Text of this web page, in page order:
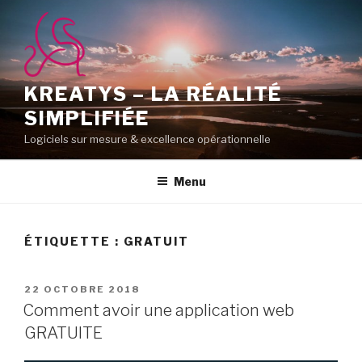
contenu
principal
KREATYS – LA RÉALITÉ
SIMPLIFIÉE
Logiciels sur mesure & excellence opérationnelle
Menu
ÉTIQUETTE : GRATUIT
PUBLIÉ
LE
22 OCTOBRE 2018
Comment avoir une application web
GRATUITE